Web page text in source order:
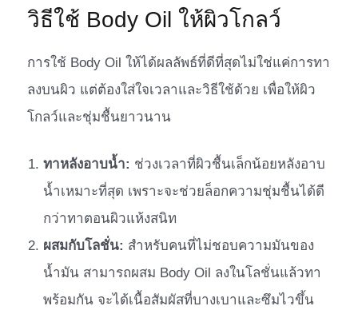
วิธีใช้ Body Oil ให้ผิวโกลว์
การใช้ Body Oil ให้ได้ผลลัพธ์ที่ดีที่สุดไม่ใช่แค่การทา
ลงบนผิว แต่ต้องใส่ใจเวลาและวิธีใช้ด้วย เพื่อให้ผิว
โกลว์และชุ่มชื้นยาวนาน
ทาหลังอาบน้ำ: ช่วงเวลาที่ผิวชื้นเล็กน้อยหลังอาบ
น้ำเหมาะที่สุด เพราะจะช่วยล็อกความชุ่มชื้นได้ดี
กว่าทาตอนผิวแห้งสนิท
ผสมกับโลชั่น: สำหรับคนที่ไม่ชอบความมันของ
น้ำมัน สามารถผสม Body Oil ลงในโลชั่นแล้วทา
พร้อมกัน จะได้เนื้อสัมผัสที่บางเบาและซึมไวขึ้น